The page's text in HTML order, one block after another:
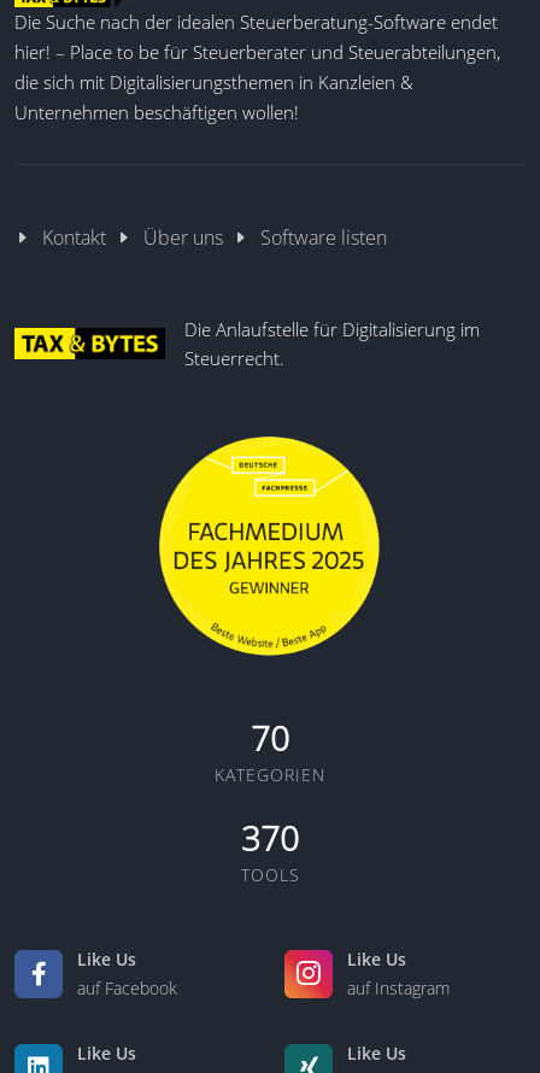
Die Suche nach der idealen Steuerberatung-Software endet
hier! – Place to be für Steuerberater und Steuerabteilungen,
die sich mit Digitalisierungsthemen in Kanzleien &
Unternehmen beschäftigen wollen!
Kontakt Über uns Software listen
Die Anlaufstelle für Digitalisierung im
Steuerrecht.
70
KATEGORIEN
370
TOOLS
Like Us
auf Facebook
Like Us
auf Instagram
Like Us
Like Us